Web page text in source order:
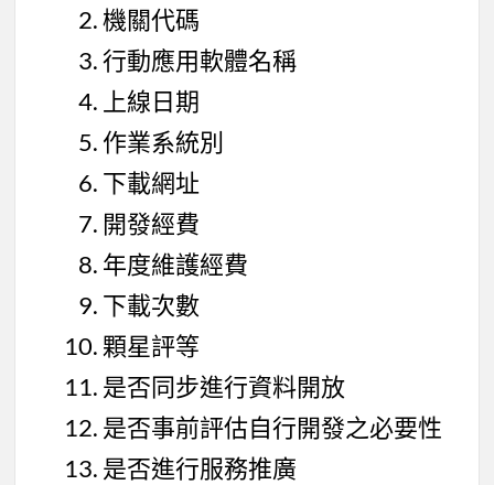
機關代碼
行動應用軟體名稱
上線日期
作業系統別
下載網址
開發經費
年度維護經費
下載次數
顆星評等
是否同步進行資料開放
是否事前評估自行開發之必要性
是否進行服務推廣